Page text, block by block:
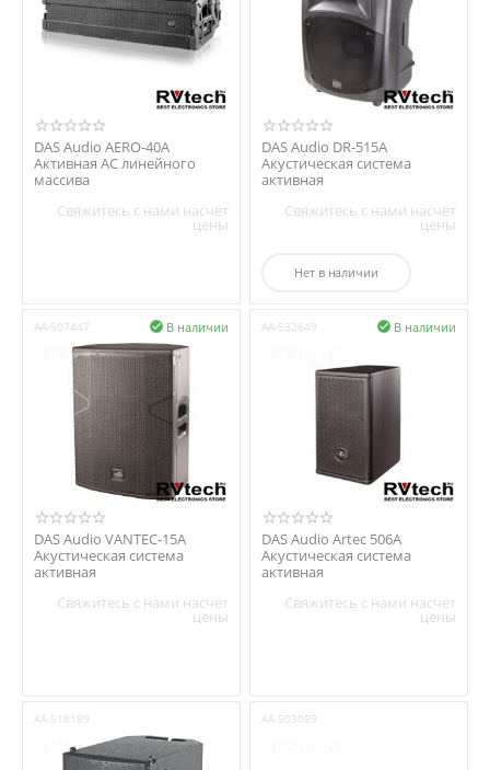
DAS Audio AERO-40A
Активная АС линейного
массива
Свяжитесь с нами насчёт
цены
DAS Audio DR-515A
Акустическая система
активная
Свяжитесь с нами насчёт
цены
Нет в наличии
AA-507447 В наличии

DAS Audio VANTEC-15A
Акустическая система
активная
Свяжитесь с нами насчёт
цены
AA-532649 В наличии

DAS Audio Artec 506A
Акустическая система
активная
Свяжитесь с нами насчёт
цены
AA-518189 AA-503059